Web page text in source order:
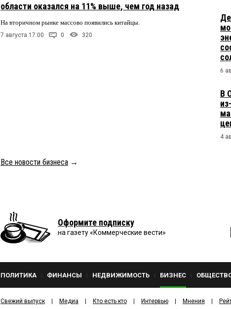
области оказался на 11% выше, чем год назад
На вторичном рынке массово появились китайцы.
7 августа 17:00 0 320
6
В
4
Все новости бизнеса →
Оформите подписку
на газету «Коммерческие вести»
ПОЛИТИКА ФИНАНСЫ НЕДВИЖИМОСТЬ БИЗНЕС
Свежий выпуск Медиа Кто есть кто Интервью Мнения